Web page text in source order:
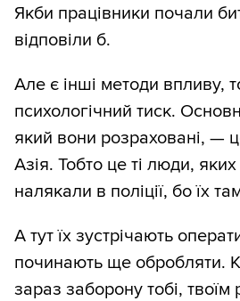
Якби працівники почали
відповіли б.
Але є інші методи впливу,
психологічний тиск.
який вони розраховані, —
Азія. Тобто це ті люди,
налякали в поліції, бо їх
А тут їх зустрічають
починають ще обробляти.
зараз заборону тобі, твоїм